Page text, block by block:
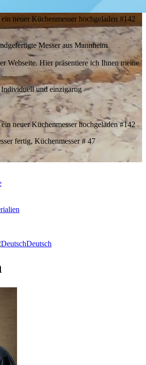
neuer Küchenmesser hochgeladen #142
Messer aus Mannheim
Webseite. Hier präsentiere ich Ihnen meine
Individuell und einzigartig
neuer Küchenmesser hochgeladen #142
fertig, Küchenmesser # 47
Deutsch